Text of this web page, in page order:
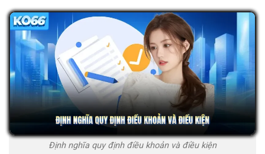
Định nghĩa quy định điều khoản và điều kiện